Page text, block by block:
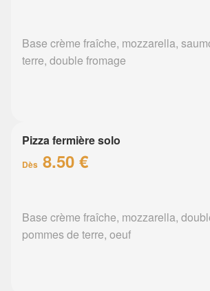
Base crème fraîche, mozzarella,
terre, double fromage
Pizza fermière solo
Dès 8.50 €
Base crème fraîche, mozzarella,
pommes de terre, oeuf